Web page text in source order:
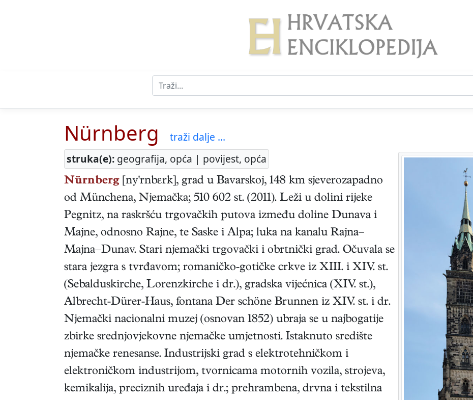
Nürnberg
traži dalje ...
struka(e): geografija, opća | povijest, opća
Nürnberg [ny'rnbεrk], grad u Bavarskoj, 148 km sjeverozapadno
od Münchena, Njemačka; 510 602 st. (2011). Leži u dolini rijeke
Pegnitz, na raskršću trgovačkih putova između doline Dunava i
Majne, odnosno Rajne, te Saske i Alpa; luka na kanalu Rajna–
Majna–Dunav. Stari njemački trgovački i obrtnički grad. Očuvala se
stara jezgra s tvrđavom; romaničko-gotičke crkve iz XIII. i XIV. st.
(Sebalduskirche, Lorenzkirche i dr.), gradska vijećnica (XIV. st.),
Albrecht-Dürer-Haus, fontana Der schöne Brunnen iz XIV. st. i dr.
Njemački nacionalni muzej (osnovan 1852) ubraja se u najbogatije
zbirke srednjovjekovne njemačke umjetnosti. Istaknuto središte
njemačke renesanse. Industrijski grad s elektrotehničkom i
elektroničkom industrijom, tvornicama motornih vozila, strojeva,
kemikalija, preciznih uređaja i dr.; prehrambena, drvna i tekstilna